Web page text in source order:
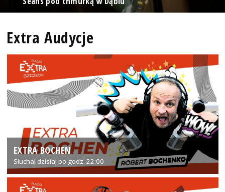
Extra Audycje
EXTRA BOCHEN
Słuchaj dzisiaj po godz. 22:00